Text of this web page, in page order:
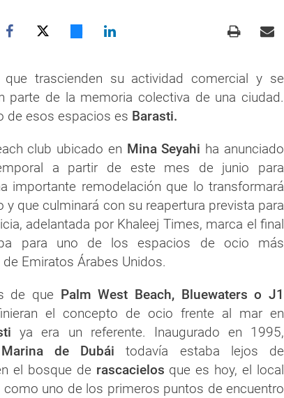
que trascienden su actividad comercial y se
parte de la memoria colectiva de una ciudad.
de esos espacios es Barasti.
club ubicado en Mina Seyahi ha anunciado
a partir de este mes de junio para
importante remodelación que lo transformará
y que culminará con su reapertura prevista para
adelantada por Khaleej Times, marca el final
para uno de los espacios de ocio más
Emiratos Árabes Unidos.
de que Palm West Beach, Bluewaters o J1
el concepto de ocio frente al mar en
ya era un referente. Inaugurado en 1995,
Marina de Dubái todavía estaba lejos de
el bosque de rascacielos que es hoy, el local
uno de los primeros puntos de encuentro